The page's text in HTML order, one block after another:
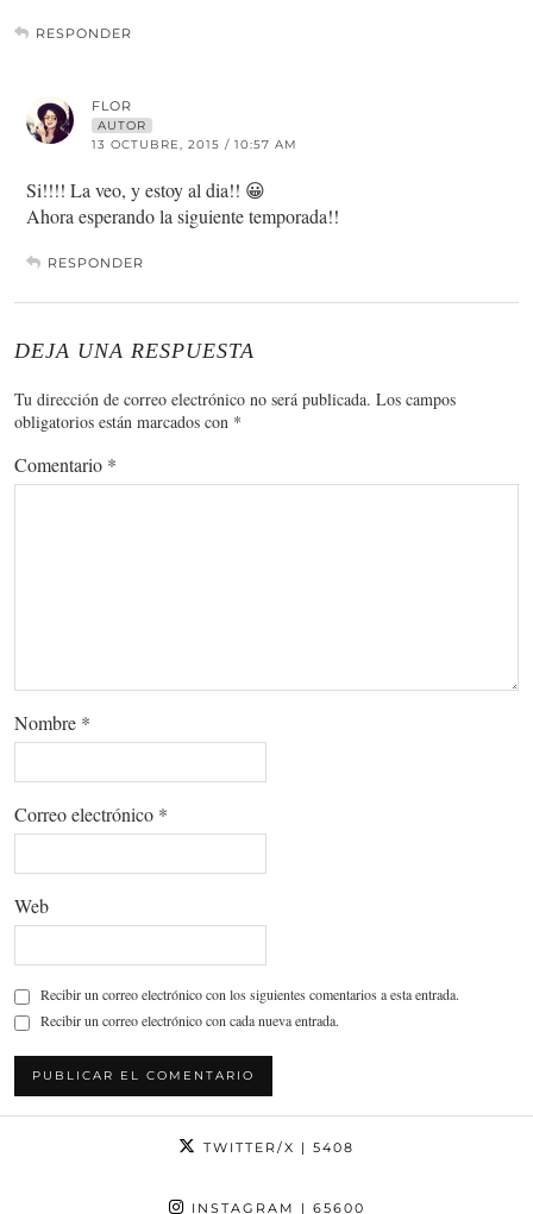
RESPONDER
FLOR
AUTOR
13 OCTUBRE, 2015 / 10:57 AM
Si!!!! La veo, y estoy al dia!! 😀
Ahora esperando la siguiente temporada!!
RESPONDER
DEJA UNA RESPUESTA
Tu dirección de correo electrónico no será publicada. Los campos
obligatorios están marcados con *
Comentario *
Nombre *
Correo electrónico *
Web
Recibir un correo electrónico con los siguientes comentarios a esta entrada.
Recibir un correo electrónico con cada nueva entrada.
TWITTER/X | 5408
INSTAGRAM | 65600